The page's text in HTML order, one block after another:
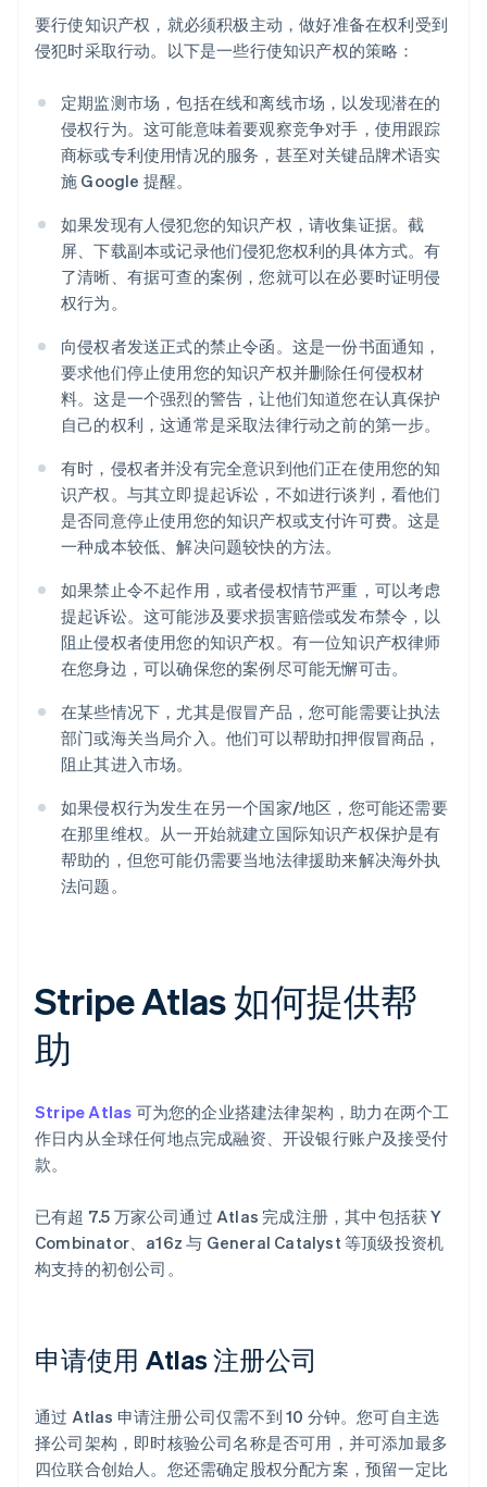
要行使知识产权，就必须积极主动，做好准备在权利受到
侵犯时采取行动。以下是一些行使知识产权的策略：
定期监测市场，包括在线和离线市场，以发现潜在的
侵权行为。这可能意味着要观察竞争对手，使用跟踪
商标或专利使用情况的服务，甚至对关键品牌术语实
施 Google 提醒。
如果发现有人侵犯您的知识产权，请收集证据。截
屏、下载副本或记录他们侵犯您权利的具体方式。有
了清晰、有据可查的案例，您就可以在必要时证明侵
权行为。
向侵权者发送正式的禁止令函。这是一份书面通知，
要求他们停止使用您的知识产权并删除任何侵权材
料。这是一个强烈的警告，让他们知道您在认真保护
自己的权利，这通常是采取法律行动之前的第一步。
有时，侵权者并没有完全意识到他们正在使用您的知
识产权。与其立即提起诉讼，不如进行谈判，看他们
是否同意停止使用您的知识产权或支付许可费。这是
一种成本较低、解决问题较快的方法。
如果禁止令不起作用，或者侵权情节严重，可以考虑
提起诉讼。这可能涉及要求损害赔偿或发布禁令，以
阻止侵权者使用您的知识产权。有一位知识产权律师
在您身边，可以确保您的案例尽可能无懈可击。
在某些情况下，尤其是假冒产品，您可能需要让执法
部门或海关当局介入。他们可以帮助扣押假冒商品，
阻止其进入市场。
如果侵权行为发生在另一个国家/地区，您可能还需要
在那里维权。从一开始就建立国际知识产权保护是有
帮助的，但您可能仍需要当地法律援助来解决海外执
法问题。
Stripe Atlas 如何提供帮
助
Stripe Atlas 可为您的企业搭建法律架构，助力在两个工
作日内从全球任何地点完成融资、开设银行账户及接受付
款。
已有超 7.5 万家公司通过 Atlas 完成注册，其中包括获 Y
Combinator、a16z 与 General Catalyst 等顶级投资机
构支持的初创公司。
申请使用 Atlas 注册公司
通过 Atlas 申请注册公司仅需不到 10 分钟。您可自主选
择公司架构，即时核验公司名称是否可用，并可添加最多
四位联合创始人。您还需确定股权分配方案，预留一定比